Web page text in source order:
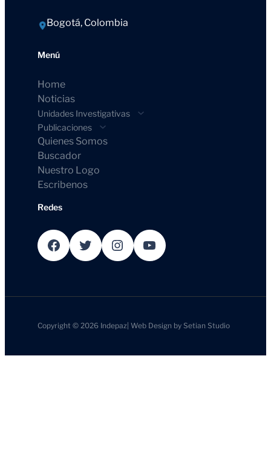
Bogotá, Colombia
Menú
Home
Noticias
Unidades Investigativas
Publicaciones
Quienes Somos
Buscador
Nuestro Logo
Escribenos
Redes
Facebook Twitter Instagram YouTube
Copyright © 2026 Indepaz |Web Design bySetian Studio